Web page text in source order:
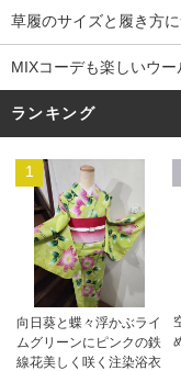
草履のサイズと履き方
MIXコーデも楽しいウー
ランキング
1
向日葵と蝶々浮かぶライ
ムグリーンにピンクの鉄
線花美しく咲く注染浴衣